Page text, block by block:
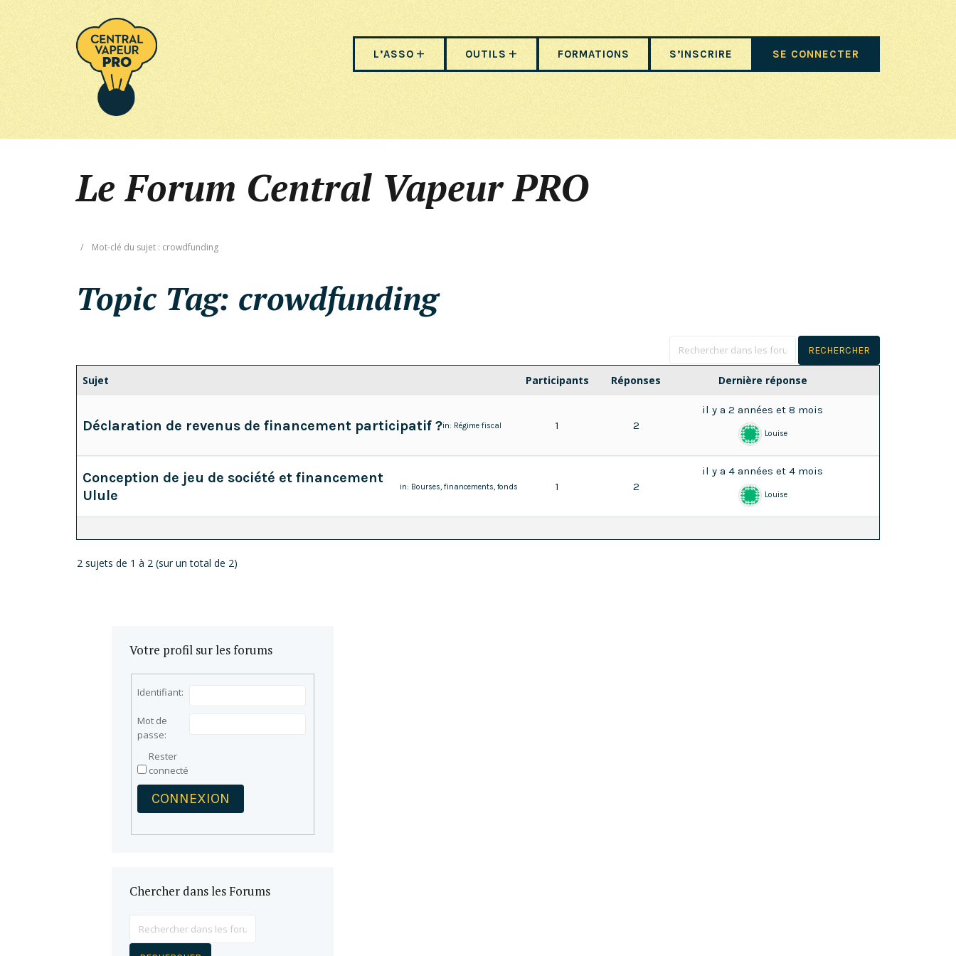
L’ASSO OUTILS FORMATIONS S’INSCRIRE SE CONNECTER
Le Forum Central Vapeur PRO
/ Mot-clé du sujet : crowdfunding
Topic Tag: crowdfunding
Sujet Participants Réponses Dernière réponse
Déclaration de revenus de financement participatif ?in: Régime fiscal 1 2
il y a 2 années et 8 mois
Louise
Conception de jeu de société et financement
Ulule
in: Bourses, financements, fonds 1 2
il y a 4 années et 4 mois
Louise
2 sujets de 1 à 2 (sur un total de 2)
Votre profil sur les forums
Identifiant:
Mot de
passe:
Rester
connecté
CONNEXION
Chercher dans les Forums